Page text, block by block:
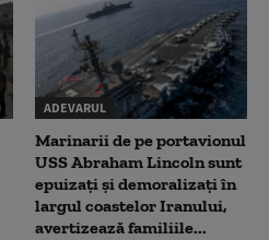
ADEVARUL
Marinarii de pe portavionul
USS Abraham Lincoln sunt
epuizați și demoralizați în
largul coastelor Iranului,
avertizează familiile...